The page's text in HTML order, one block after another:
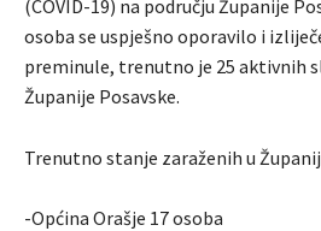
(COVID-19) na području Županije
osoba se uspješno oporavilo i
preminule, trenutno je 25 aktivnih
Županije Posavske.
Trenutno stanje zaraženih u
-Općina Orašje 17 osoba